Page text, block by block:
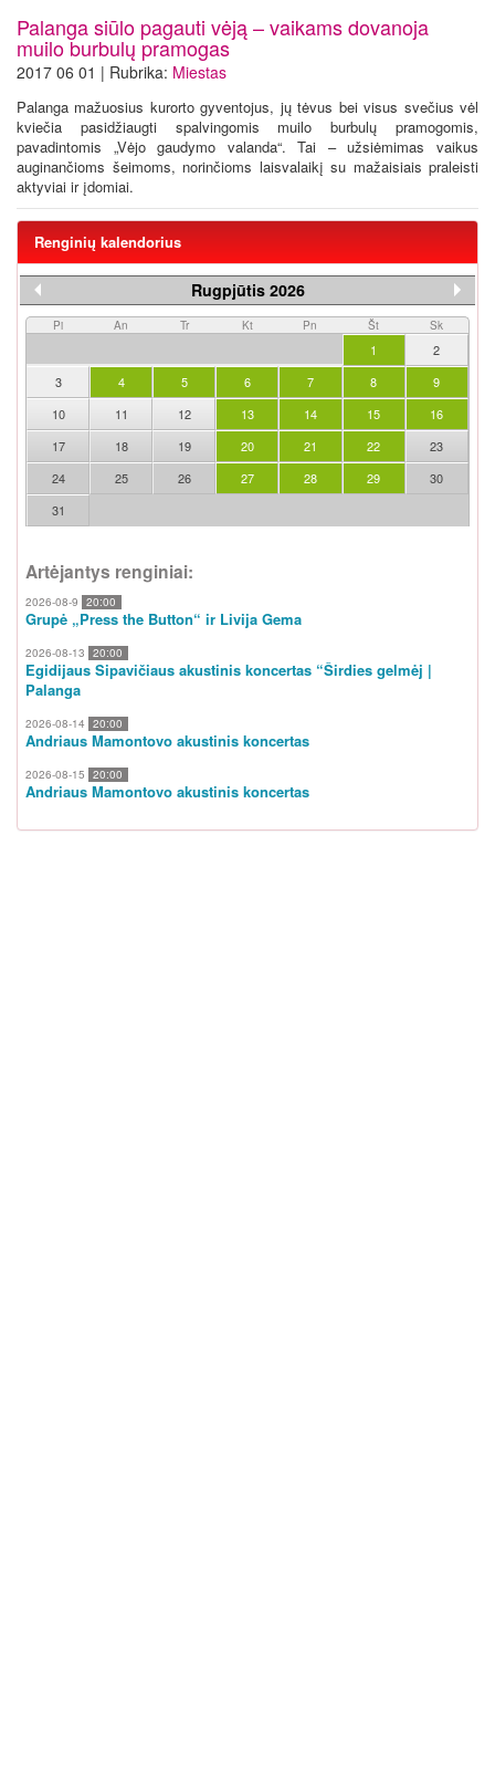
Palanga siūlo pagauti vėją – vaikams dovanoja
muilo burbulų pramogas
2017 06 01 | Rubrika: Miestas
Palanga mažuosius kurorto gyventojus, jų tėvus bei visus svečius vėl
kviečia pasidžiaugti spalvingomis muilo burbulų pramogomis,
pavadintomis „Vėjo gaudymo valanda“. Tai – užsiėmimas vaikus
auginančioms šeimoms, norinčioms laisvalaikį su mažaisiais praleisti
aktyviai ir įdomiai.
Renginių kalendorius
Rugpjūtis 2026
Pi An Tr Kt Pn Št Sk
1
2
3
4 5 6 7 8
9
10
11 12 13 14 15
16
17
18 19 20 21 22
23
24
25 26 27 28 29
30
31
Artėjantys renginiai:
2026-08-9 20:00
Grupė „Press the Button“ ir Livija Gema
2026-08-13 20:00
Egidijaus Sipavičiaus akustinis koncertas “Širdies gelmėj |
Palanga
2026-08-14 20:00
Andriaus Mamontovo akustinis koncertas
2026-08-15 20:00
Andriaus Mamontovo akustinis koncertas